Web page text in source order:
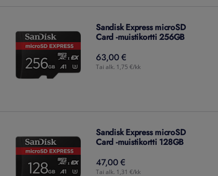
Sandisk Express microSD
Card -muistikortti 256GB
63,00 €
63,00€
Tai alk. 1,75 €/kk
Sandisk Express microSD
Card -muistikortti 128GB
47,00 €
47,00€
Tai alk. 1,31 €/kk